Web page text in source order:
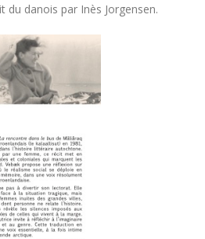
du danois par Inès Jorgensen.